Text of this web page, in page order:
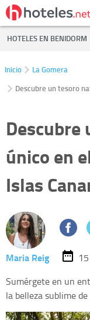
HOTELES EN BENIDORM
Inicio
La Gomera
Descubre un tesoro
único en
Islas
Maria Reig
Sumérgete en un
la belleza sublime de